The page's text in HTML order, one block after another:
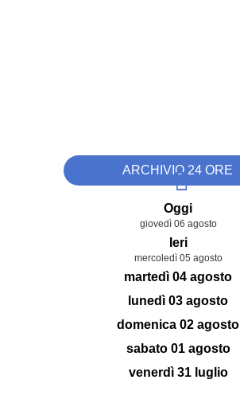
ARCHIVIO 24 ORE
Oggi
giovedì 06 agosto
Ieri
mercoledì 05 agosto
martedì 04 agosto
lunedì 03 agosto
domenica 02 agosto
sabato 01 agosto
venerdì 31 luglio